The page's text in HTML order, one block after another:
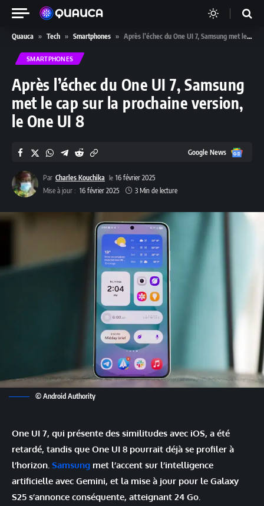
Quauca » Tech » Smartphones » Après l’échec du One UI 7, Samsung met le cap sur la prochaine version, le One UI 8
SMARTPHONES
Après l’échec du One UI 7, Samsung
met le cap sur la prochaine version,
le One UI 8
Par Charles Kouchika
16 février 2025
Mise à jour : 16 février 2025 3 Min de lecture
Google News Google
© Android Authority
One UI 7, qui présente des similitudes avec iOS, a été
retardé, tandis que One UI 8 pourrait déjà se profiler à
l’horizon. Samsung met l’accent sur l’intelligence
artificielle avec Gemini, et la mise à jour pour le Galaxy
S25 s’annonce conséquente, atteignant 24 Go.